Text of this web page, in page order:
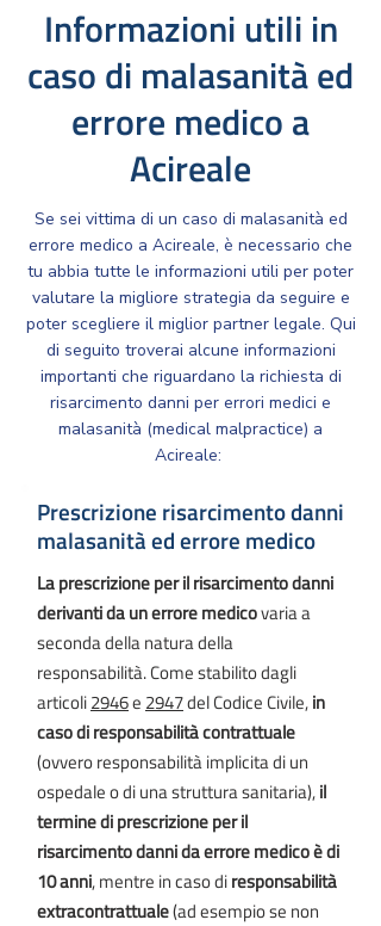
Informazioni utili in
caso di malasanità ed
errore medico a
Acireale
Se sei vittima di un caso di malasanità ed
errore medico a Acireale, è necessario che
tu abbia tutte le informazioni utili per poter
valutare la migliore strategia da seguire e
poter scegliere il miglior partner legale. Qui
di seguito troverai alcune informazioni
importanti che riguardano la richiesta di
risarcimento danni per errori medici e
malasanità (medical malpractice) a
Acireale: ​​
Prescrizione risarcimento danni
malasanità ed errore medico
La prescrizione per il risarcimento danni
derivanti da un errore medicovaria a
seconda della natura della
responsabilità. Come stabilito dagli
articoli2946e 2947del Codice Civile,in
caso di responsabilità contrattuale
(ovvero responsabilità implicita di un
ospedale o di una struttura sanitaria),il
termine di prescrizione per il
risarcimento danni da errore medico è di
10 anni, mentre in caso diresponsabilità
extracontrattuale(ad esempio se non